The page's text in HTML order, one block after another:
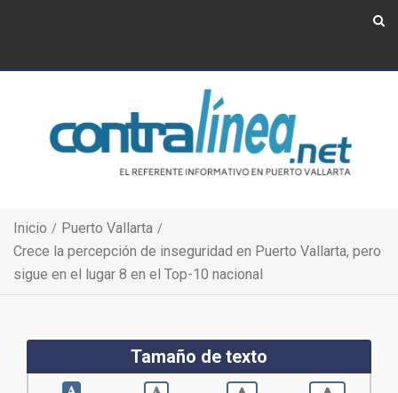
Inicio
Puerto Vallarta
Crece la percepción de inseguridad en Puerto Vallarta, pero
sigue en el lugar 8 en el Top-10 nacional
Tamaño de texto